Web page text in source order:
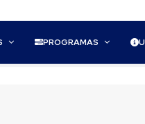
PROGRAMAS